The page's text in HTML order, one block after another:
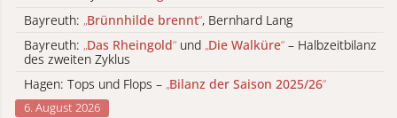
Bayreuth: „Brünnhilde brennt“, Bernhard Lang
Bayreuth: „Das Rheingold“ und „Die Walküre“ – Halbzeitbilanz
des zweiten Zyklus
Hagen: Tops und Flops – „Bilanz der Saison 2025/26“
6. August 2026